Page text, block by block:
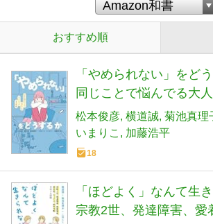
おすすめ順
「やめられない」をど
同じことで悩んでる大
略
松本俊彦 横道誠 菊池真理
いまりこ
加藤浩平
18
「ほどよく」なんて
宗教2世、発達障害、愛